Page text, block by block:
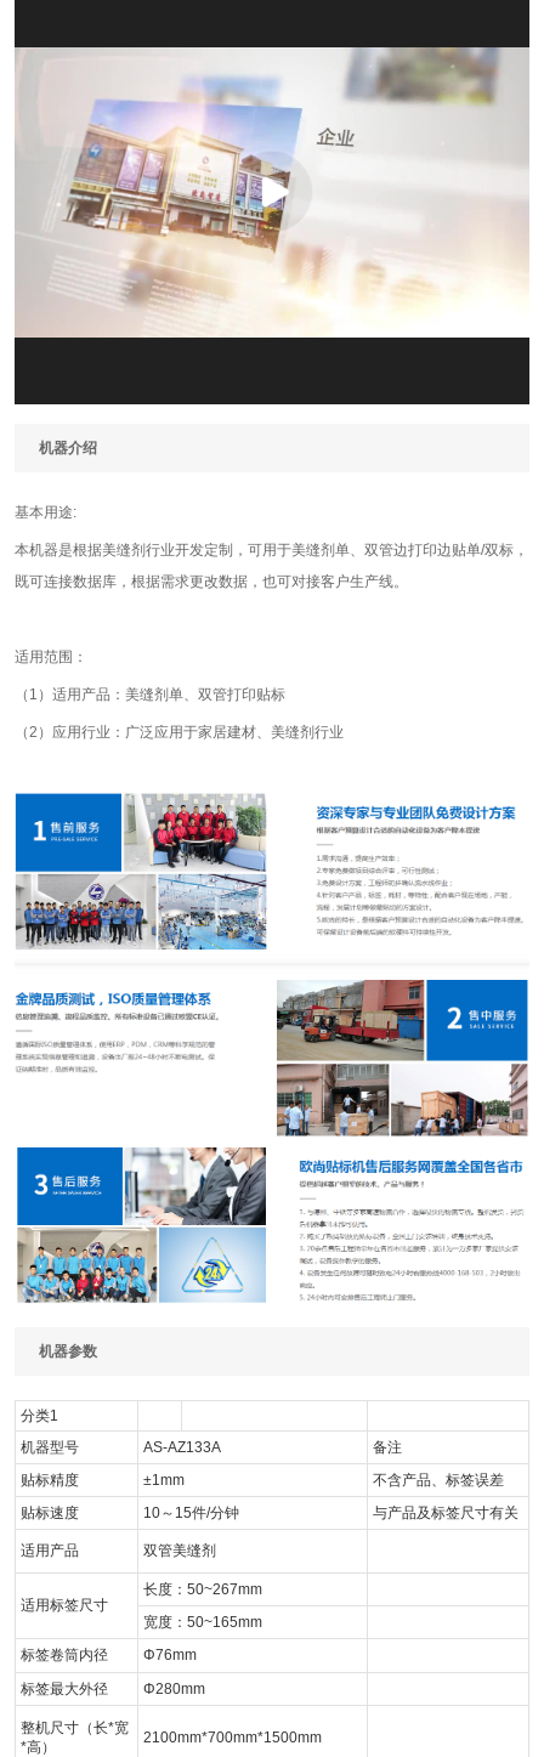
机器介绍
基本用途:
本机器是根据美缝剂行业开发定制，可用于美缝剂单、双管边打印边贴单/双标，
既可连接数据库，根据需求更改数据，也可对接客户生产线。
适用范围：
（1）适用产品：美缝剂单、双管打印贴标
（2）应用行业：广泛应用于家居建材、美缝剂行业
机器参数
分类1
机器型号
AS-AZ133A
备注
贴标精度
±1mm
不含产品、标签误差
贴标速度
10～15件/分钟 与产品及标签尺寸有关
适用产品 双管美缝剂
适用标签尺寸
长度：50~267mm
宽度：50~165mm
标签卷筒内径
Φ76mm
标签最大外径
Φ280mm
整机尺寸（长*宽
*高）
2100mm*700mm*1500mm